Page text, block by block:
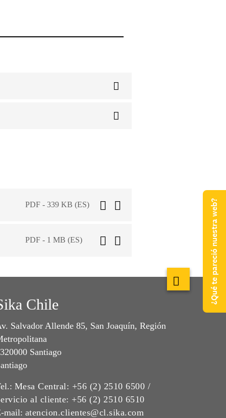
PDF - 339 KB (ES)
PDF - 1 MB (ES)
Chile
Salvador Allende 85, San Joaquín, Región
Santiago
Mesa Central: +56 (2) 2510 6500 /
al cliente: +56 (2) 2510 6510
mail: atencion.clientes@cl.sika.com
¿Qué te pareció nuestra web?